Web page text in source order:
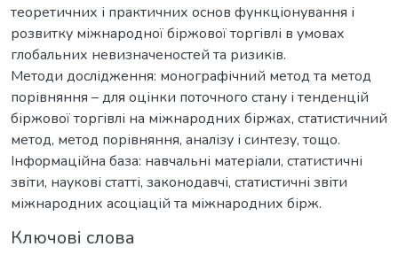
теоретичних і практичних основ функціонування і
розвитку міжнародної біржової торгівлі в умовах
глобальних невизначеностей та ризиків.
Методи дослідження: монографічний метод та метод
порівняння – для оцінки поточного стану і тенденцій
біржової торгівлі на міжнародних біржах, статистичний
метод, метод порівняння, аналізу і синтезу, тощо.
Iнфopмaційнa бaзa: навчальні матеріали, статистичні
звіти, наукові статті, законодавчі, статистичні звіти
міжнародних асоціацій та міжнародних бірж.
Ключові слова